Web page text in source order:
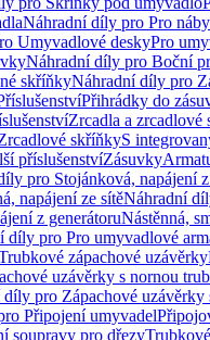
Náhradní díly pro Pro
Umyvadlové deskyPro
Náhradní díly pro Boční
skříňkyNáhradní díly pro
Přihrádky do
Zrcadla a zrcadlové
skříňkyS
příslušenstvíZásuvky
pro Stojánková, napájení
napájení ze sítěNáhradní
z generátoruNástěnná,
díly pro Pro umyvadlové
zápachové uzávěrky
uzávěrky s nornou
pro Zápachové
Připojení umyvadel
soupravy pro dřezy